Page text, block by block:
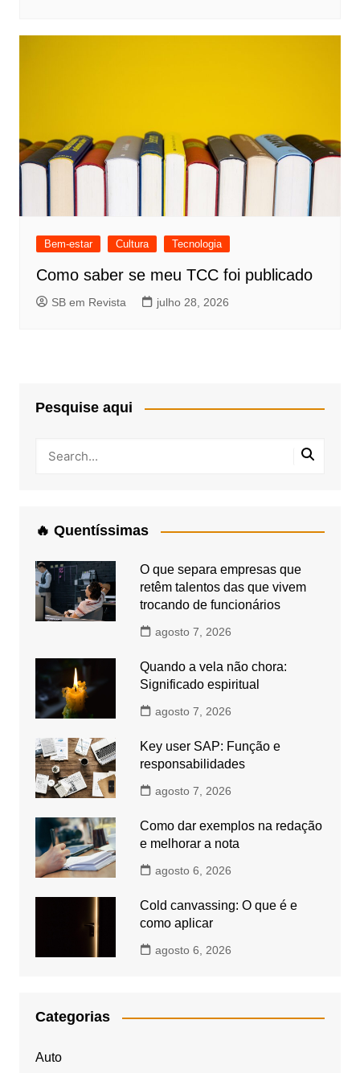
Bem-estar Cultura Tecnologia
Como saber se meu TCC foi publicado
SB em Revista julho 28, 2026
Pesquise aqui
🔥 Quentíssimas
O que separa empresas que
retêm talentos das que vivem
trocando de funcionários
agosto 7, 2026
Quando a vela não chora:
Significado espiritual
agosto 7, 2026
Key user SAP: Função e
responsabilidades
agosto 7, 2026
Como dar exemplos na redação
e melhorar a nota
agosto 6, 2026
Cold canvassing: O que é e
como aplicar
agosto 6, 2026
Categorias
Auto